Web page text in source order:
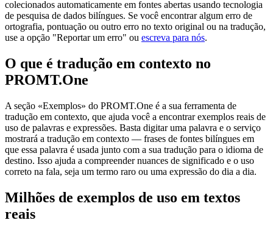
colecionados automaticamente em fontes abertas usando tecnologia
de pesquisa de dados bilíngues. Se você encontrar algum erro de
ortografia, pontuação ou outro erro no texto original ou na tradução,
use a opção "Reportar um erro" ou escreva para nós.
O que é tradução em contexto no
PROMT.One
A seção «Exemplos» do PROMT.One é a sua ferramenta de
tradução em contexto, que ajuda você a encontrar exemplos reais de
uso de palavras e expressões. Basta digitar uma palavra e o serviço
mostrará a tradução em contexto — frases de fontes bilíngues em
que essa palavra é usada junto com a sua tradução para o idioma de
destino. Isso ajuda a compreender nuances de significado e o uso
correto na fala, seja um termo raro ou uma expressão do dia a dia.
Milhões de exemplos de uso em textos
reais